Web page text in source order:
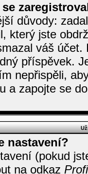
důvody:
který jste
váš
příspěvek.
nepřispěli,
a zapojte se
nastavení?
(pokud
na odkaz